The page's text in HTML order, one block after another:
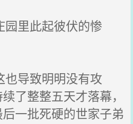
里此起彼伏的惨
导致明明没有攻
了整整五天才落幕，
一批死硬的世家子弟